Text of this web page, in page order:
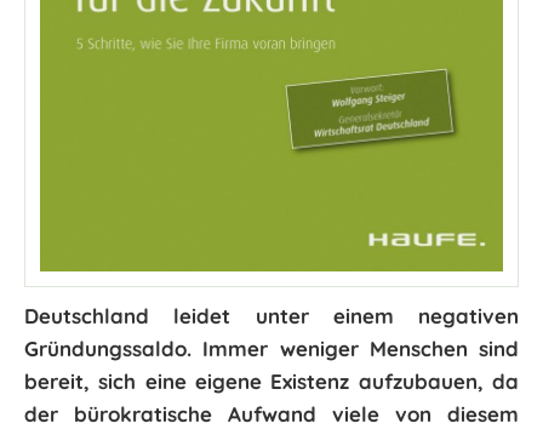
Deutschland leidet unter einem negativen
Gründungssaldo. Immer weniger Menschen sind
bereit, sich eine eigene Existenz aufzubauen, da
der bürokratische Aufwand viele von diesem